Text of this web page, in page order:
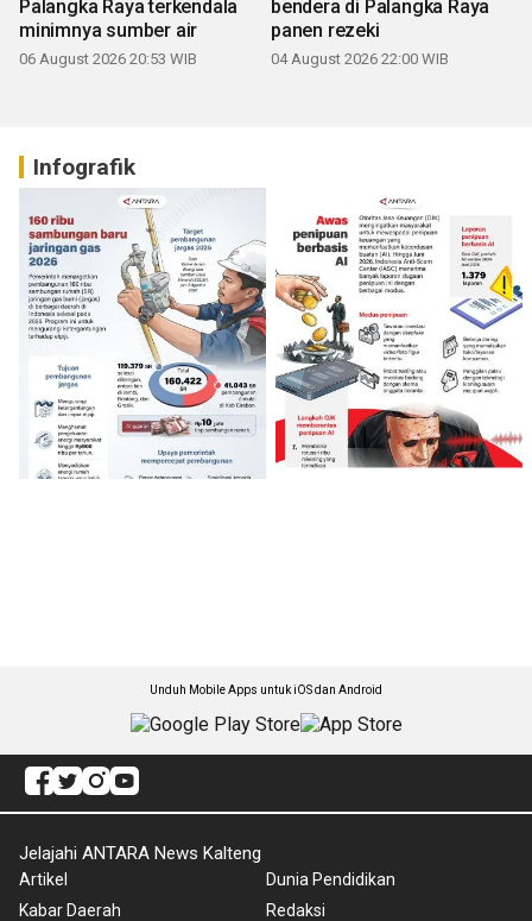
Palangka Raya terkendala
minimnya sumber air
06 August 2026 20:53 WIB
bendera di Palangka Raya
panen rezeki
04 August 2026 22:00 WIB
Infografik
Unduh Mobile Apps untuk iOS dan Android
Jelajahi ANTARA News Kalteng
Artikel
Kabar Daerah
Dunia Pendidikan
Redaksi